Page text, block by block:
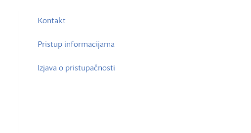
Kontakt
Pristup informacijama
Izjava o pristupačnosti